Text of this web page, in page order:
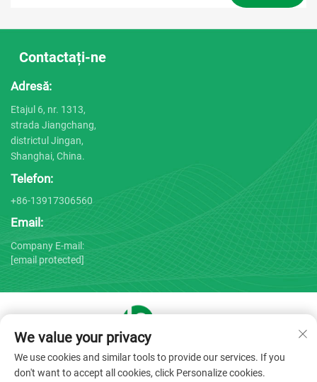
Contactați-ne
Adresă:
Etajul 6, nr. 1313,
strada Jiangchang,
districtul Jingan,
Shanghai, China.
Telefon:
+86-13917306560
Email:
Company E-mail:
[email protected]
Drepturi de autor © 2025 de către Shanghai Bojin Medical
Instrument Co., Ltd. -Politica de confidențialitate
We value your privacy
We use cookies and similar tools to provide our services. If you
don't want to accept all cookies, click Personalize cookies.